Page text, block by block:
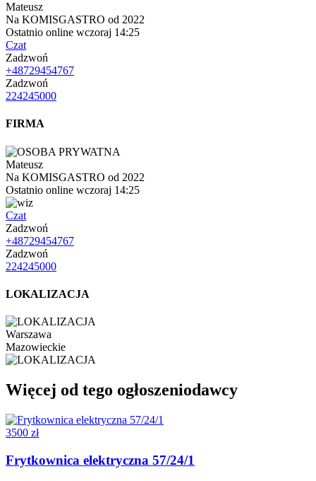
Mateusz
Na KOMISGASTRO od 2022
Ostatnio online wczoraj 14:25
Czat
Zadzwoń
+48729454767
Zadzwoń
224245000
FIRMA
Mateusz
Na KOMISGASTRO od 2022
Ostatnio online wczoraj 14:25
Czat
Zadzwoń
+48729454767
Zadzwoń
224245000
LOKALIZACJA
Warszawa
Mazowieckie
Więcej od tego ogłoszeniodawcy
3500 zł
Frytkownica elektryczna 57/24/1